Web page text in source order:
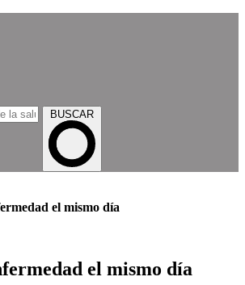
BUSCAR
el mismo día
el mismo día